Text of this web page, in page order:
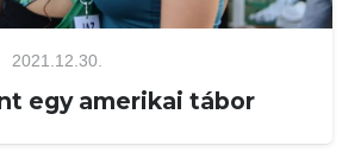
2021.12.30.
egy amerikai tábor